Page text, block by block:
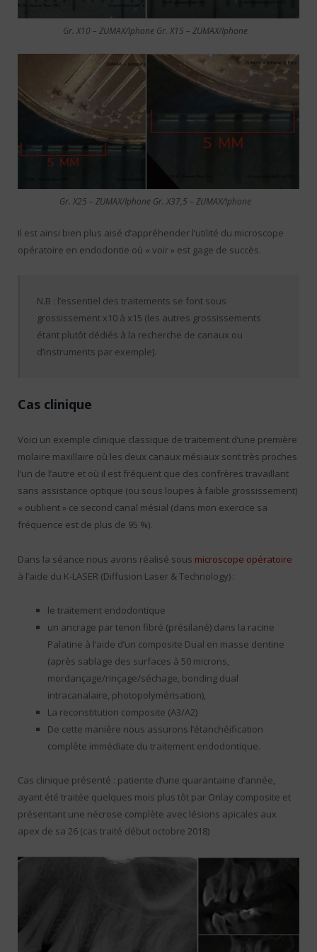
Gr. X10 – ZUMAX/Iphone Gr. X15 – ZUMAX/Iphone
Gr. X25 – ZUMAX/Iphone Gr. X37,5 – ZUMAX/Iphone
Il est ainsi bien plus aisé d’appréhender l’utilité du microscope
opératoire en endodontie où « voir » est gage de succès.
N.B : l’essentiel des traitements se font sous
grossissement x10 à x15 (les autres grossissements
étant plutôt dédiés à la recherche de canaux ou
d’instruments par exemple).
Cas clinique
Voici un exemple clinique classique de traitement d’une première
molaire maxillaire où les deux canaux mésiaux sont très proches
l’un de l’autre et où il est fréquent que des confrères travaillant
sans assistance optique (ou sous loupes à faible grossissement)
« oublient » ce second canal mésial (dans mon exercice sa
fréquence est de plus de 95 %).
Dans la séance nous avons réalisé sous microscope opératoire
à l’aide du K-LASER (Diffusion Laser & Technology) :
le traitement endodontique
un ancrage par tenon fibré (présilané) dans la racine
Palatine à l’aide d’un composite Dual en masse dentine
(après sablage des surfaces à 50 microns,
mordançage/rinçage/séchage, bonding dual
intracanalaire, photopolymérisation),
La reconstitution composite (A3/A2)
De cette manière nous assurons l’étanchéification
complète immédiate du traitement endodontique.
Cas clinique présenté : patiente d’une quarantaine d’année,
ayant été traitée quelques mois plus tôt par Onlay composite et
présentant une nécrose complète avec lésions apicales aux
apex de sa 26 (cas traité début octobre 2018)